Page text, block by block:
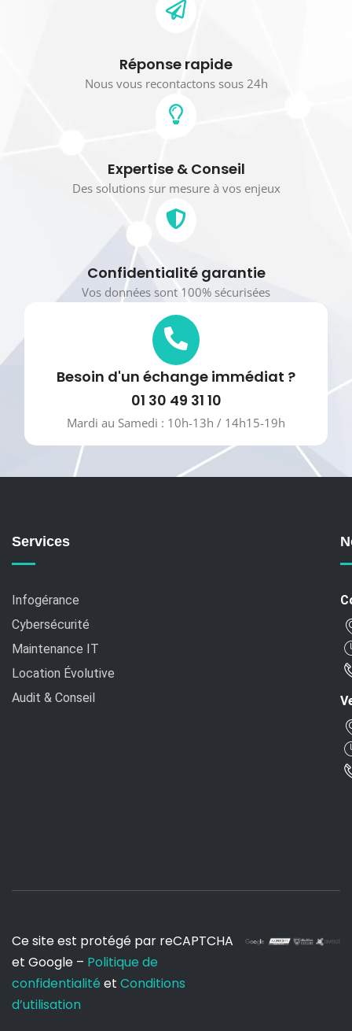
Réponse rapide
Nous vous recontactons sous 24h
Expertise & Conseil
Des solutions sur mesure à vos enjeux
Confidentialité garantie
Vos données sont 100% sécurisées
Besoin d'un échange immédiat ?
01 30 49 31 10
Mardi au Samedi : 10h-13h / 14h15-19h
Services
Infogérance
Cybersécurité
Maintenance IT
Location Évolutive
Audit & Conseil
Ce site est protégé par reCAPTCHA
et Google – Politique de
confidentialité et Conditions
d’utilisation